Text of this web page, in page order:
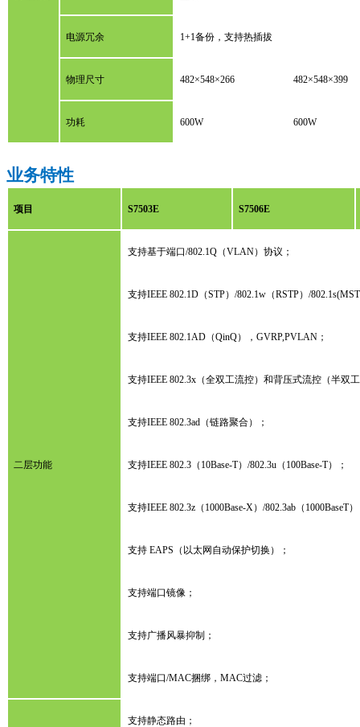
电源冗余 1+1备份，支持热插拔
物理尺寸 482×548×266 482×548×399
功耗 600W 600W
业务特性
项目 S7503E S7506E
二层功能
支持基于端口/802.1Q（VLAN）协议；
支持IEEE 802.1D（STP）/802.1w（RSTP）/
支持IEEE 802.1AD（QinQ），GVRP,PVLAN；
支持IEEE 802.3x（全双工流控）和背压式流控（半双
支持IEEE 802.3ad（链路聚合）；
支持IEEE 802.3（10Base-T）/802.3u（100Base-T）；
支持IEEE 802.3z（1000Base-X）/802.3ab（1000BaseT
支持 EAPS（以太网自动保护切换）；
支持端口镜像；
支持广播风暴抑制；
支持端口/MAC捆绑，MAC过滤；
支持静态路由；